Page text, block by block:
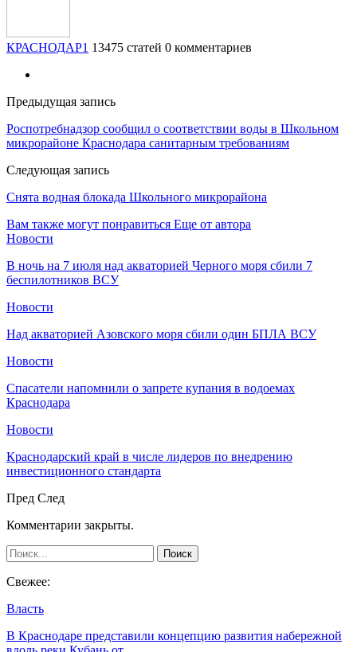
КРАСНОДАР1 13475 статей 0 комментариев
Предыдущая запись
Роспотребнадзор сообщил о соответствии воды в Школьном
микрорайоне Краснодара санитарным требованиям
Следующая запись
Снята водная блокада Школьного микрорайона
Вам также могут понравиться Еще от автора
Новости
В ночь на 7 июля над акваторией Черного моря сбили 7
беспилотников ВСУ
Новости
Над акваторией Азовского моря сбили один БПЛА ВСУ
Новости
Спасатели напомнили о запрете купания в водоемах
Краснодара
Новости
Краснодарский край в числе лидеров по внедрению
инвестиционного стандарта
Пред След
Комментарии закрыты.
Свежее:
Власть
В Краснодаре представили концепцию развития набережной